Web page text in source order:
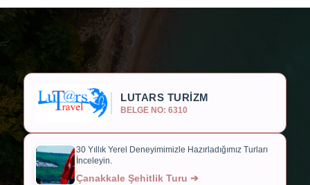
LUTARS TURİZM
BELGE NO: 6310
30 Yıllık Yerel Deneyimimizle Hazırladığımız Turları
İnceleyin.
Çanakkale Şehitlik Turu ➔